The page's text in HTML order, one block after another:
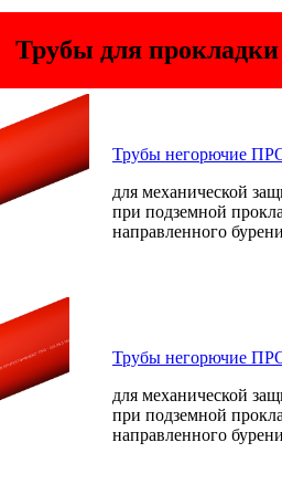
Трубы для
Трубы негорючие
для механической
при подземной
направленного
Трубы негорючие
для механической
при подземной
направленного